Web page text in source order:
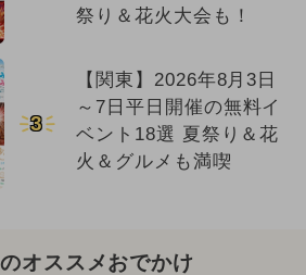
祭り＆花火大会も！
3
【関東】2026年8月3日
～7日平日開催の無料イ
ベント18選 夏祭り＆花
火＆グルメも満喫
オススメおでかけ